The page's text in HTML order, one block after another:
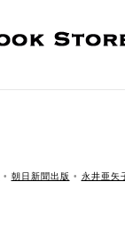
• 朝日新聞出版 • 永井亜矢